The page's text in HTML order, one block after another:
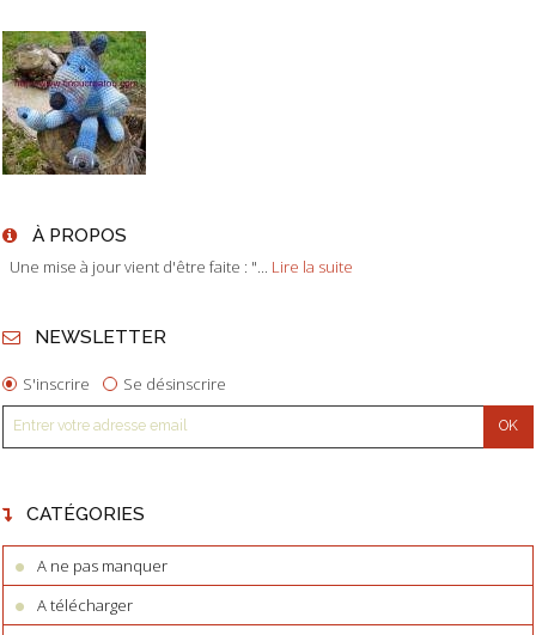
À PROPOS
Une mise à jour vient d'être faite : "... Lire la suite
NEWSLETTER
S'inscrire Se désinscrire
CATÉGORIES
A ne pas manquer
A télécharger